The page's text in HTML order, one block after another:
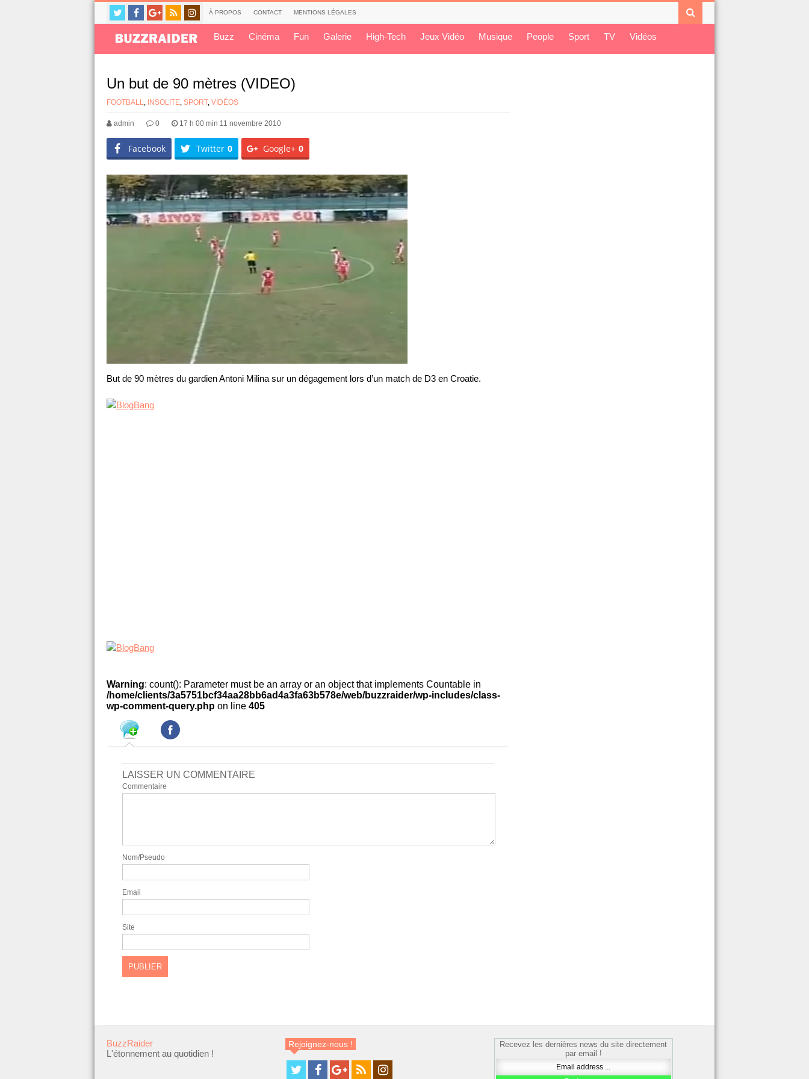
À PROPOS CONTACT MENTIONS LÉGALES
Buzz Cinéma Fun Galerie High-Tech Jeux Vidéo Musique People Sport TV Vidéos
Un but de 90 mètres (VIDEO)
FOOTBALL, INSOLITE, SPORT, VIDÉOS
admin 0 17 h 00 min 11 novembre 2010
Facebook Twitter 0 Google+ 0
But de 90 mètres du gardien Antoni Milina sur un dégagement lors d’un match de D3 en Croatie.
Warning: count(): Parameter must be an array or an object that implements Countable in
/home/clients/3a5751bcf34aa28bb6ad4a3fa63b578e/web/buzzraider/wp-includes/class-
wp-comment-query.php on line 405
LAISSER UN COMMENTAIRE
Commentaire
Nom/Pseudo
Email
Site
BuzzRaider
L'étonnement au quotidien !
Rejoignez-nous !
Recevez les dernières news du site directement
par email !